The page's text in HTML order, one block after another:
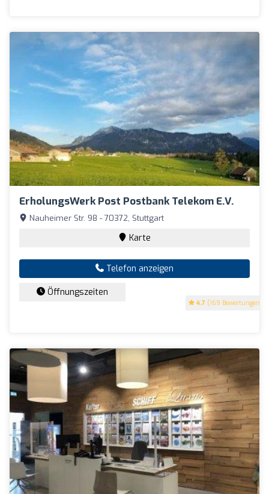
ErholungsWerk Post Postbank Telekom E.V.
4.7 (169 Bewertungen)
Nauheimer Str. 98 - 70372, Stuttgart
Karte
Telefon anzeigen
Öffnungszeiten